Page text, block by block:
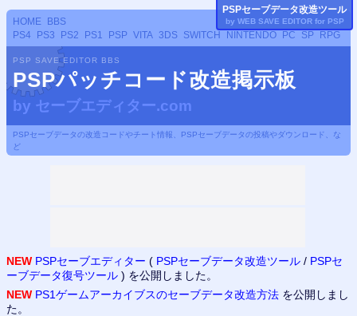
HOME
BBS
PS4
PS3 PS2 PS1 PSP VITA 3DS SWITCH NINTENDO PC SP RPG
PSP SAVE EDITOR BBS
PSPパッチコード改造掲示板
by セーブエディター.com
PSPセーブデータの改造コードやチート情報、PSPセーブデータの投稿やダウンロード、な
ど
NEW PSPセーブエディター ( PSPセーブデータ改造ツール / PSPセ
ーブデータ復号ツール ) を公開しました。
NEW PS1ゲームアーカイブスのセーブデータ改造方法 を公開しまし
た。
PSPセーブデータ改造ツール
by WEB SAVE EDITOR for PSP